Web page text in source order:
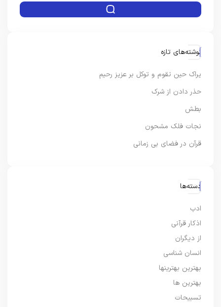
نوشته‌های تازه
یراک حین تقوم و توکل بر عزیز رحیم
حذر دادن از شرک
بطش
نجات فلک مشحون
قرآن در فضای بی زمانی
دسته‌ها
ادب
اذکار قرآنی
از دیگران
انسان شناسی
بهترین بهترینها
بهترین ها
تسبیحات